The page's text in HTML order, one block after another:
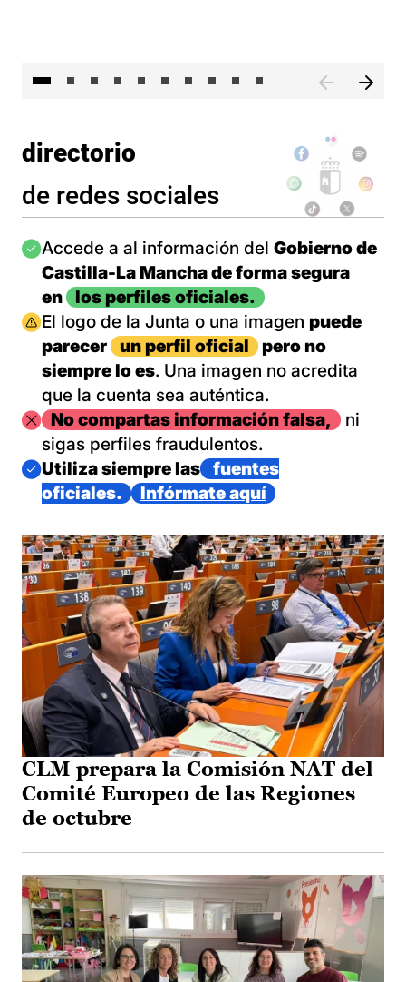
directorio
de redes sociales
Imagen
Accede a al información del Gobierno de
Castilla-La Mancha de forma segura
en
los perfiles oficiales.
Imagen
El logo de la Junta o una imagen puede
parecer
un perfil oficial
pero no
siempre lo es. Una imagen no acredita
que la cuenta sea auténtica.
ImagenNo compartas información falsa,
ni
sigas perfiles fraudulentos.
Imagen
Utiliza siempre las
fuentes
oficiales.
Infórmate aquí
CLM prepara la Comisión NAT del
Comité Europeo de las Regiones
de octubre